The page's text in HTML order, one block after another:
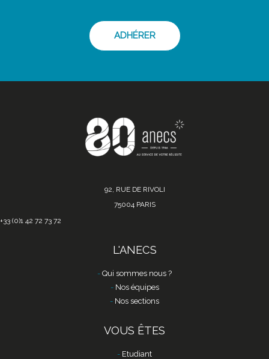
ADHÉRER
92, RUE DE RIVOLI
75004 PARIS
+33 (0)1 42 72 73 72
L'ANECS
Qui sommes nous ?
Nos équipes
Nos sections
VOUS ÊTES
Etudiant